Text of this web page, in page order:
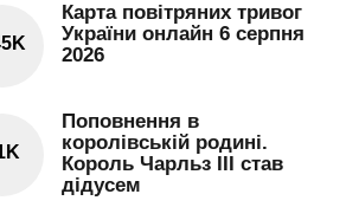
Карта повітряних тривог
України онлайн 6 серпня
2026
Поповнення в
королівській родині.
Король Чарльз III став
дідусем